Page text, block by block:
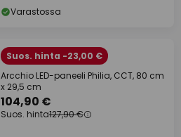
Varastossa
Suos. hinta -23,00 €
Arcchio LED-paneeli Philia, CCT, 80 cm
x 29,5 cm
104,90 €
Suos. hinta127,90 €